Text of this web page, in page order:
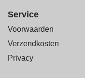
Service
Voorwaarden
Verzendkosten
Privacy